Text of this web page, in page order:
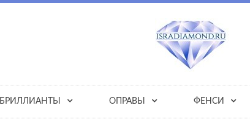
БРИЛЛИАНТЫ ОПРАВЫ ФЕНСИ